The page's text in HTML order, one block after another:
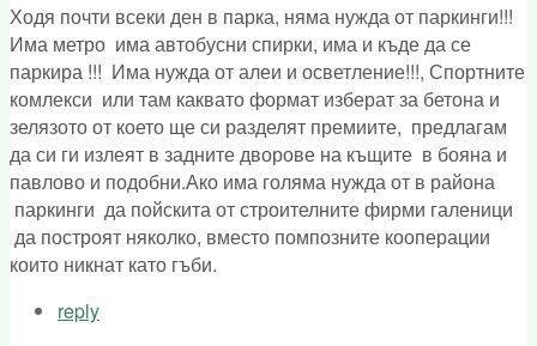
Ходя почти всеки ден в парка, няма нужда от паркинги!!!
Има метро има автобусни спирки, има и къде да се
паркира !!! Има нужда от алеи и осветление!!!, Спортните
комлекси или там каквато формат изберат за бетона и
зелязото от което ще си разделят премиите, предлагам
да си ги излеят в задните дворове на къщите в бояна и
павлово и подобни.Ако има голяма нужда от в района
паркинги да пойскита от строителните фирми галеници
да построят няколко, вместо помпозните кооперации
които никнат като гъби.
reply